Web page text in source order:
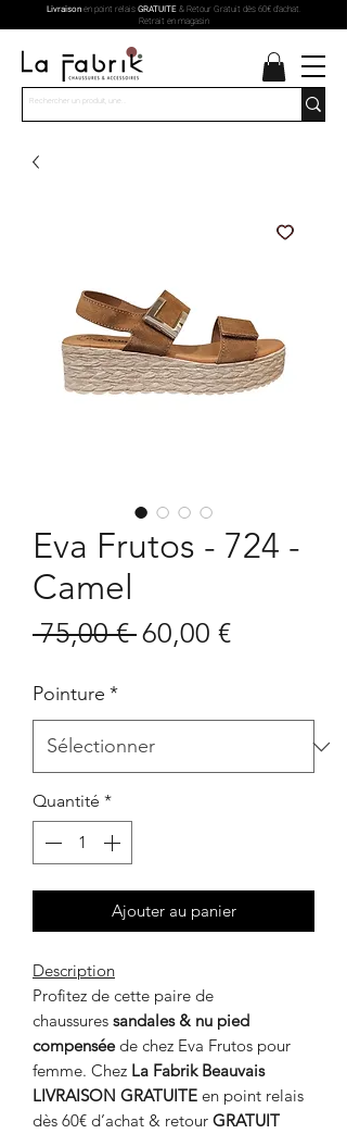
Livraisonen point relais GRATUITE& Retour Gratuit dès 60€ d'achat.
Retrait en magasin
Eva Frutos - 724 -
Camel
75,00 € Prix
60,00 €Prix
Pointure *
Quantité *
Ajouter au panier
Description
Profitez de cette paire de
chaussures sandales & nu pied
compenséede chez Eva Frutos pour
femme. Chez La Fabrik Beauvais
LIVRAISON GRATUITE en point relais
dès 60€ d’achat & retour GRATUIT